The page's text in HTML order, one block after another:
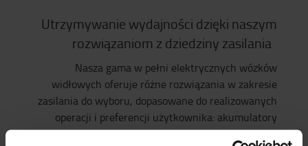
Utrzymywanie wydajności dzięki naszym
rozwiązaniom z dziedziny zasilania
Nasza gama w pełni elektrycznych wózków
widłowych oferuje różne rozwiązania w zakresie
zasilania do wyboru, dopasowane do realizowanych
operacji i preferencji użytkownika: akumulatory
kwasowo-ołowiowe lub litowo-jonowe.